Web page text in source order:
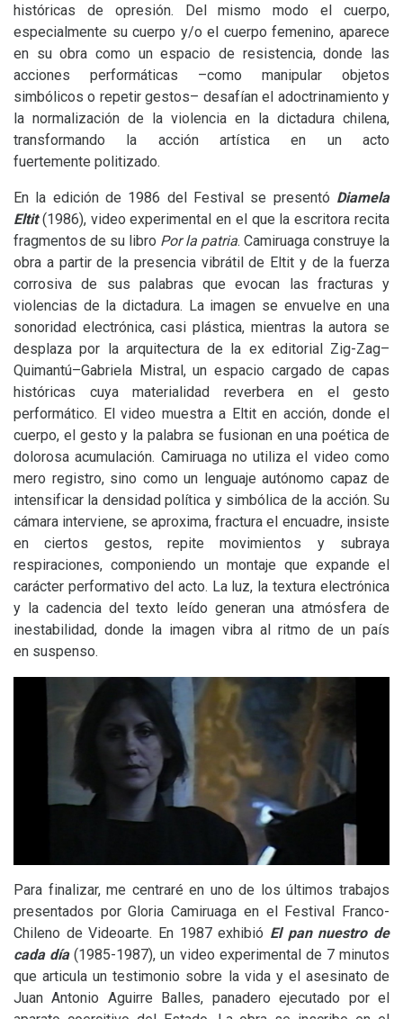
históricas de opresión. Del mismo modo el cuerpo,
especialmente su cuerpo y/o el cuerpo femenino, aparece
en su obra como un espacio de resistencia, donde las
acciones performáticas –como manipular objetos
simbólicos o repetir gestos– desafían el adoctrinamiento y
la normalización de la violencia en la dictadura chilena,
transformando la acción artística en un acto
fuertemente politizado.
En la edición de 1986 del Festival se presentó Diamela
Eltit(1986), video experimental en el que la escritora recita
fragmentos de su libro Por la patria. Camiruaga construye la
obra a partir de la presencia vibrátil de Eltit y de la fuerza
corrosiva de sus palabras que evocan las fracturas y
violencias de la dictadura. La imagen se envuelve en una
sonoridad electrónica, casi plástica, mientras la autora se
desplaza por la arquitectura de la ex editorial Zig-Zag–
Quimantú–Gabriela Mistral, un espacio cargado de capas
históricas cuya materialidad reverbera en el gesto
performático. El video muestra a Eltit en acción, donde el
cuerpo, el gesto y la palabra se fusionan en una poética de
dolorosa acumulación. Camiruaga no utiliza el video como
mero registro, sino como un lenguaje autónomo capaz de
intensificar la densidad política y simbólica de la acción. Su
cámara interviene, se aproxima, fractura el encuadre, insiste
en ciertos gestos, repite movimientos y subraya
respiraciones, componiendo un montaje que expande el
carácter performativo del acto. La luz, la textura electrónica
y la cadencia del texto leído generan una atmósfera de
inestabilidad, donde la imagen vibra al ritmo de un país
en suspenso.
Para finalizar, me centraré en uno de los últimos trabajos
presentados por Gloria Camiruaga en el Festival Franco-
Chileno de Videoarte. En 1987 exhibió El pan nuestro de
cada día(1985-1987), un video experimental de 7 minutos
que articula un testimonio sobre la vida y el asesinato de
Juan Antonio Aguirre Balles, panadero ejecutado por el